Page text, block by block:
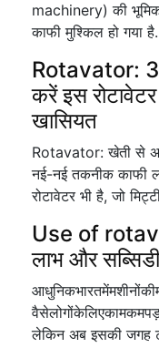
machinery) की
काफी मुश्किल हो गया
Rotavator:
करें इस
खासियत
Rotavator: खेती से
नई-नई तकनीक काफी
रोटावेटर भी है, जो
Use of
लाभ और
लेकिन अब इसकी जगह